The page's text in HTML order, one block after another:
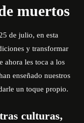
muertos
de julio, en esta
y transformar
ahora les toca a los
enseñado nuestros
un toque propio.
culturas,